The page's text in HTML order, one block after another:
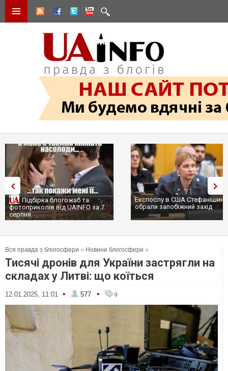
Підбірка блогожаб та
фотоприколів від UAINFO за 7
серпня
Експослу в США
обрали запобіжний захід
Вся правда з блогосфери » Новини блогосфери »
Тисячі дронів для України застрягли на
складах у Литві: що коїться
12.01.2025, 11:01 • 577 • 0